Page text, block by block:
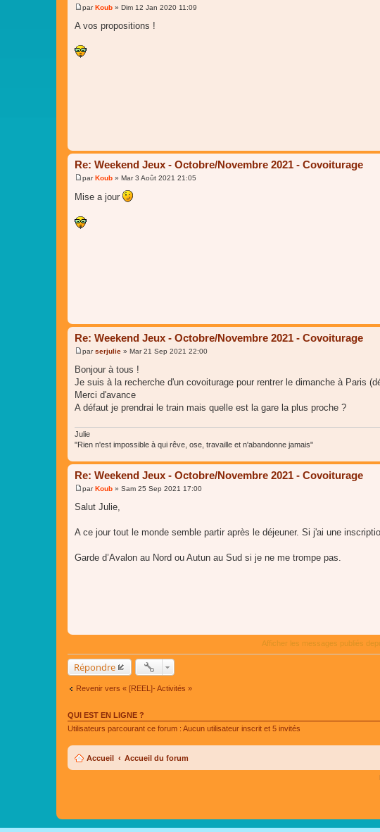
M
s
a
g
parKoub » Dim 12 Jan 2020 11:09
A vos propositions !
Re: Weekend Jeux - Octobre/Novembre 2021 - Covoiturage
M
e
s
a
g
parKoub » Mar 3 Août 2021 21:05
Mise a jour
Re: Weekend Jeux - Octobre/Novembre 2021 - Covoiturage
M
s
s
g
e
parserjulie » Mar 21 Sep 2021 22:00
Bonjour à tous !
Je suis à la recherche d'un covoiturage pour rentrer le dimanche à Paris
Merci d'avance
A défaut je prendrai le train mais quelle est la gare la plus proche ?
Julie
"Rien n'est impossible à qui rêve, ose, travaille et n'abandonne jamais"
Re: Weekend Jeux - Octobre/Novembre 2021 - Covoiturage
M
e
s
g
parKoub » Sam 25 Sep 2021 17:00
Salut Julie,
A ce jour tout le monde semble partir après le déjeuner. Si j'ai une
Garde d’Avalon au Nord ou Autun au Sud si je ne me trompe pas.
Afficher les messages publiés
Répondre
Revenir vers « [REEL]- Activités »
QUI EST EN LIGNE ?
Utilisateurs parcourant ce forum : Aucun utilisateur inscrit et 5 invités
Accueil Accueil du forum